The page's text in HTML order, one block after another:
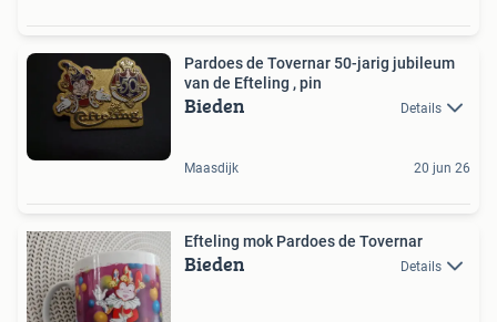
Pardoes de Tovernar 50-jarig jubileum
van de Efteling , pin
Bieden Details
Maasdijk 20 jun 26
Efteling mok Pardoes de Tovernar
Bieden Details